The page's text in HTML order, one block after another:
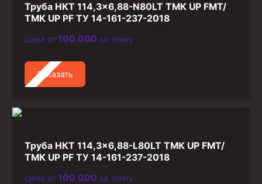
Труба НКТ 114,3×6,88-N80LT ТМК UP FMT/
ТМК UP PF ТУ 14-161-237-2018
Цена от 100 000 за тонну
Заказать
Труба НКТ 114,3×6,88-L80LT ТМК UP FMT/
ТМК UP PF ТУ 14-161-237-2018
Цена от 100 000 за тонну